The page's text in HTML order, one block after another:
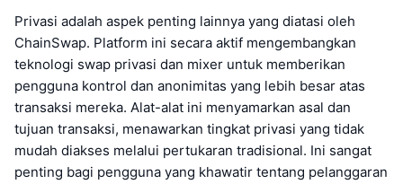
Privasi adalah aspek penting lainnya yang diatasi oleh
ChainSwap. Platform ini secara aktif mengembangkan
teknologi swap privasi dan mixer untuk memberikan
pengguna kontrol dan anonimitas yang lebih besar atas
transaksi mereka. Alat-alat ini menyamarkan asal dan
tujuan transaksi, menawarkan tingkat privasi yang tidak
mudah diakses melalui pertukaran tradisional. Ini sangat
penting bagi pengguna yang khawatir tentang pelanggaran